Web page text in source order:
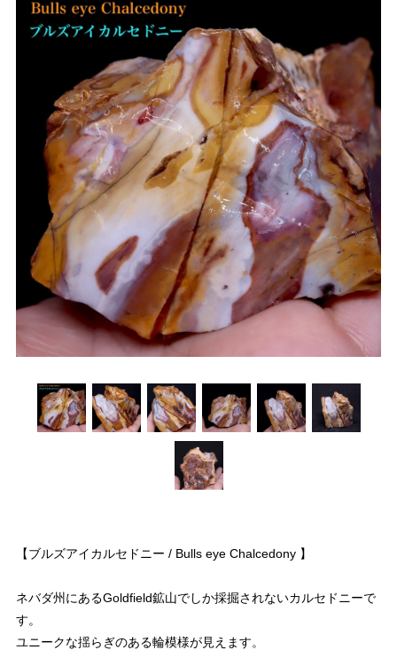
【ブルズアイカルセドニー / Bulls eye Chalcedony 】
ネバダ州にあるGoldfield鉱山でしか採掘されないカルセドニーで
す。
ユニークな揺らぎのある輪模様が見えます。